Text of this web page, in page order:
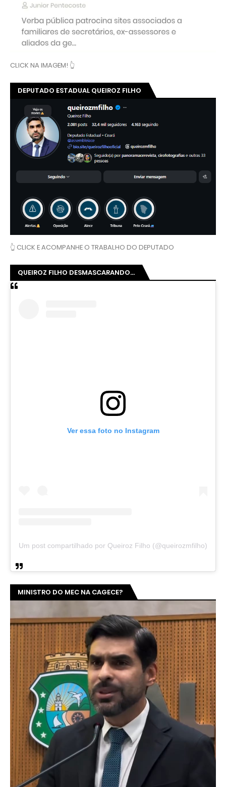
CLICK NA IMAGEM! 👆
DEPUTADO ESTADUAL QUEIROZ FILHO
👆 CLICK E ACOMPANHE O TRABALHO DO DEPUTADO
QUEIROZ FILHO DESMASCARANDO...
Ver essa foto no Instagram
Um post compartilhado por Queiroz Filho (@queirozmfilho)
MINISTRO DO MEC NA CAGECE?